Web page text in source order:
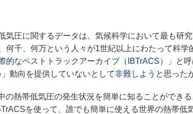
圧に関するデータは、気候科学において最も研
何千、何万という人々が1世紀以上にわたって科
的なベストトラックアーカイブ（IBTrACS）
」と
動向を提供していないとして非難しようと 思った
熱帯低気圧の発生状況を簡単に知ることができ
を使って、誰でも簡単に使える世界の熱帯低